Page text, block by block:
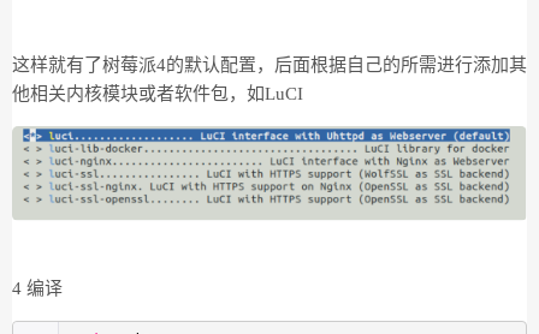
这样就有了树莓派4的默认配置，后面根据自己的所需进行添加其
他相关内核模块或者软件包，如LuCI
4 编译